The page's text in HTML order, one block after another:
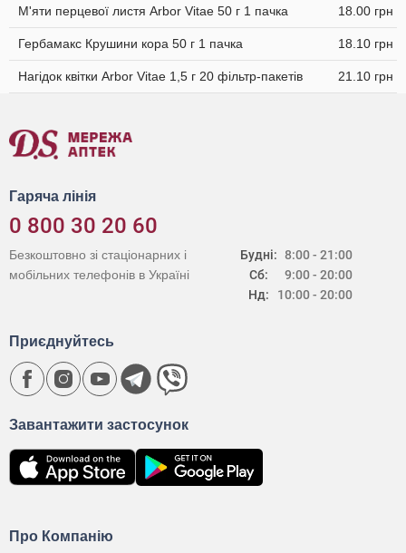
М'яти перцевої листя Arbor Vitae 50 г 1 пачка 18.00 грн
Гербамакс Крушини кора 50 г 1 пачка 18.10 грн
Нагідок квітки Arbor Vitae 1,5 г 20 фільтр-пакетів 21.10 грн
Гаряча лінія
0 800 30 20 60
Будні:
Сб:
Нд:
8:00 - 21:00
9:00 - 20:00
10:00 - 20:00
Безкоштовно зі стаціонарних і
мобільних телефонів в Україні
Про Компанію
Завантажити застосунок
Приєднуйтесь